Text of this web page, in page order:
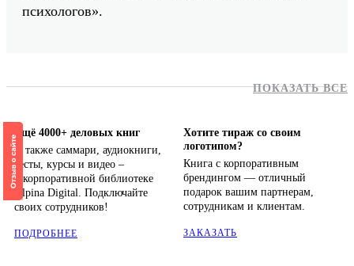
психологов».
ПОКАЗАТЬ ВСЕ
Ещё 4000+ деловых книг
А также саммари, аудиокниги,
тесты, курсы и видео –
в корпоративной библиотеке
Alpina Digital. Подключайте
своих сотрудников!
ПОДРОБНЕЕ
Хотите тираж со своим
логотипом?
Книга с корпоративным
брендингом — отличный
подарок вашим партнерам,
сотрудникам и клиентам.
ЗАКАЗАТЬ